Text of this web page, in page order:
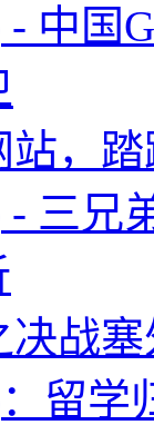
中国
站，
- 三兄
决战
留学